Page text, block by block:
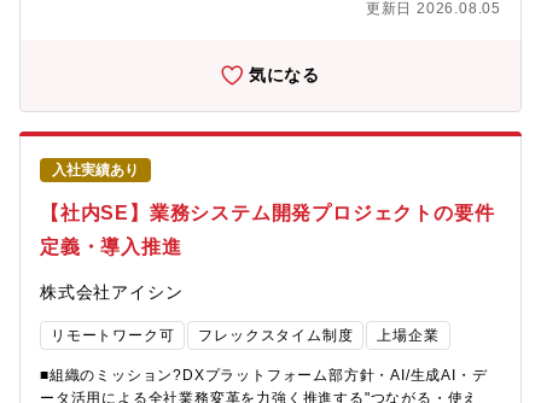
自身のキャリアとしても、申し分ない経験になるはずです。本プ
いった、先進的・進歩的な技術を活用したシステム開発に取り組
月現在)デジタル戦略部：DX推進のための採用・育成、外販プログ
のAIを含む先端技術の活用促進デジタルプラットフォーム部：ビ
ジネスシステムプラットフォーム、ネットワーク・セキュリテ
ィ、デバイス・ファシリティ※所属人数は5年で1.5倍に拡大※中
途：新卒＝75：25※女性比率4割【魅力】■ワークライフバラン
ス：残業時間20～30H/月、男女問わず子育てに理解のある環境■
社風：エンドユーザーが社員、社員の人柄が良い、コミュニケー
ションで対人ストレスない■経営層のDXに関する知識・姿勢：DX
管掌役員が社内IT化に積極投資(DX白書参照）、風通しよくDX役
員層ともカジュアルに意見交換できる雰囲気※役員は全員エンジ
きる環境です。【具体的職務内容】■Salesforceの日常的な運用・
権限セットの設定）・データ管理・メンテナンス・ダッシュボー
ドやレポートの作成・ヘルプデスク業務■機能拡張、改修・ユーザ
ー部門からの要望のヒアリング、要件定義、ベンダーと協力しな
がらの実装、テスト、本番化、定着支援・オブジェクトやカスタ
ム項目の作成、改修、メンテナンス・業務自動化、新機能の提案■
外部ツール、システムとの連携・MAツールや社内システムとの連
携【組織構成】パソナグループ グループDX統括合計：163名
(2024年6月現在)デジタル戦略部：DX推進のための採用・育成、
外販プログラム企画提供・PR等サービスデザイン部：HRソリュ
ーム部：ビジネスシステムプラットフォーム、ネットワーク・セ
キュリティ、デバイス・ファシリティ※所属人数は5年で1.5倍に
拡大※中途：新卒＝75：25※女性比率4割【魅力】■ワークライフ
環境■社風：エンドユーザーが社員、社員の人柄が良い、コミュニ
更新日 2026.08.05
気になる
入社実績あり
【社内SE】業務システム開発プロジェクトの要件
定義・導入推進
株式会社アイシン
リモートワーク可 フレックスタイム制度 上場企業
■組織のミッション?DXプラットフォーム部方針・AI/生成AI・デ
ータ活用による全社業務変革を力強く推進する"つながる・使え